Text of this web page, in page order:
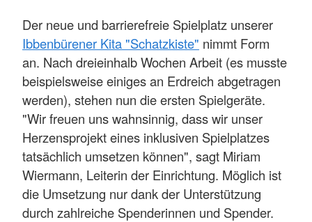
Der neue und barrierefreie Spielplatz unserer
Ibbenbürener Kita "Schatzkiste" nimmt Form
an. Nach dreieinhalb Wochen Arbeit (es musste
beispielsweise einiges an Erdreich abgetragen
werden), stehen nun die ersten Spielgeräte.
"Wir freuen uns wahnsinnig, dass wir unser
Herzensprojekt eines inklusiven Spielplatzes
tatsächlich umsetzen können", sagt Miriam
Wiermann, Leiterin der Einrichtung. Möglich ist
die Umsetzung nur dank der Unterstützung
durch zahlreiche Spenderinnen und Spender.